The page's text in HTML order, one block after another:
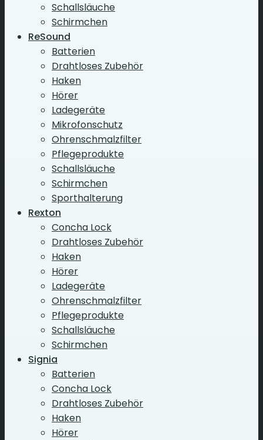
Schallsläuche
Schirmchen
ReSound
Batterien
Drahtloses Zubehör
Haken
Hörer
Ladegeräte
Mikrofonschutz
Ohrenschmalzfilter
Pflegeprodukte
Schallsläuche
Schirmchen
Sporthalterung
Rexton
Concha Lock
Drahtloses Zubehör
Haken
Hörer
Ladegeräte
Ohrenschmalzfilter
Pflegeprodukte
Schallsläuche
Schirmchen
Signia
Batterien
Concha Lock
Drahtloses Zubehör
Haken
Hörer